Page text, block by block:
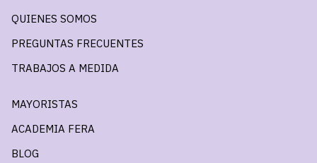
QUIENES SOMOS
PREGUNTAS FRECUENTES
TRABAJOS A MEDIDA
MAYORISTAS
ACADEMIA FERA
BLOG